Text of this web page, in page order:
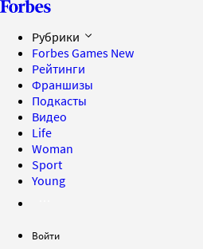
Рубрики
Forbes Games New
Рейтинги
Франшизы
Подкасты
Видео
Life
Woman
Sport
Young
Войти